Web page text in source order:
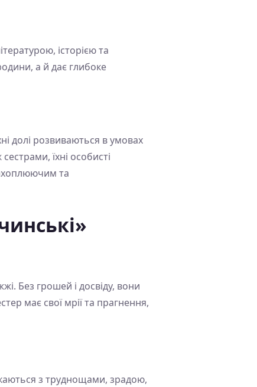
історією та
а й дає глибоке
долі розвиваються в умовах
їхні особисті
та
Без грошей і досвіду, вони
має свої мрії та прагнення,
з труднощами, зрадою,